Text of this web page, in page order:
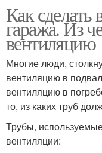
Как сделать
гаража. Из
вентиляцию
Многие люди,
вентиляцию в
вентиляцию в
то, из каких труб
Трубы,
вентиляции: